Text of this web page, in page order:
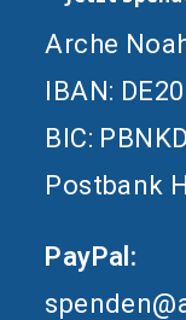
Arche
IBAN:
BIC:
Postbank
PayPal: